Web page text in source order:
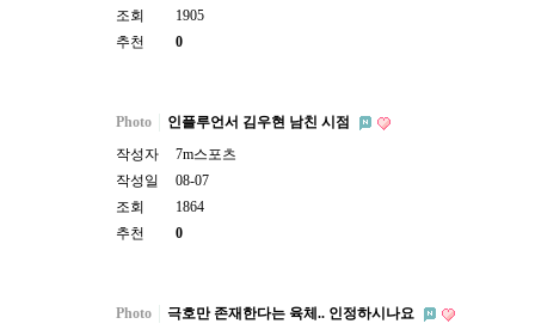
조회
1905
추천
0
Photo
인플루언서 김우현 남친 시점
작성자
7m스포츠
작성일
08-07
조회
1864
추천
0
Photo
극호만 존재한다는 육체.. 인정하시나요